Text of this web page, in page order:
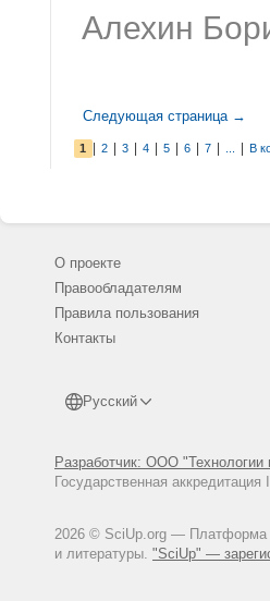
Алехин
Следующая страница →
1 2 3 4 5 6 7 В
О проекте
Правообладателям
Правила пользования
Контакты
Русский
Разработчик: ООО "Технологии
Государственная
2026 © SciUp.org — Платформа
и литературы. "SciUp" —